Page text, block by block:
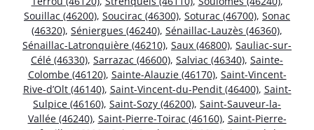
Souillac (46200), Soucirac (46300), Soturac (46700), Sonac
(46320), Séniergues (46240), Sénaillac-Lauzès (46360),
Sénaillac-Latronquière (46210), Saux (46800), Sauliac-sur-
Célé (46330), Sarrazac (46600), Salviac (46340), Sainte-
Colombe (46120), Sainte-Alauzie (46170), Saint-Vincent-
Rive-d’Olt (46140), Saint-Vincent-du-Pendit (46400), Saint-
Sulpice (46160), Saint-Sozy (46200), Saint-Sauveur-la-
Vallée (46240), Saint-Pierre-Toirac (46160), Saint-Pierre-